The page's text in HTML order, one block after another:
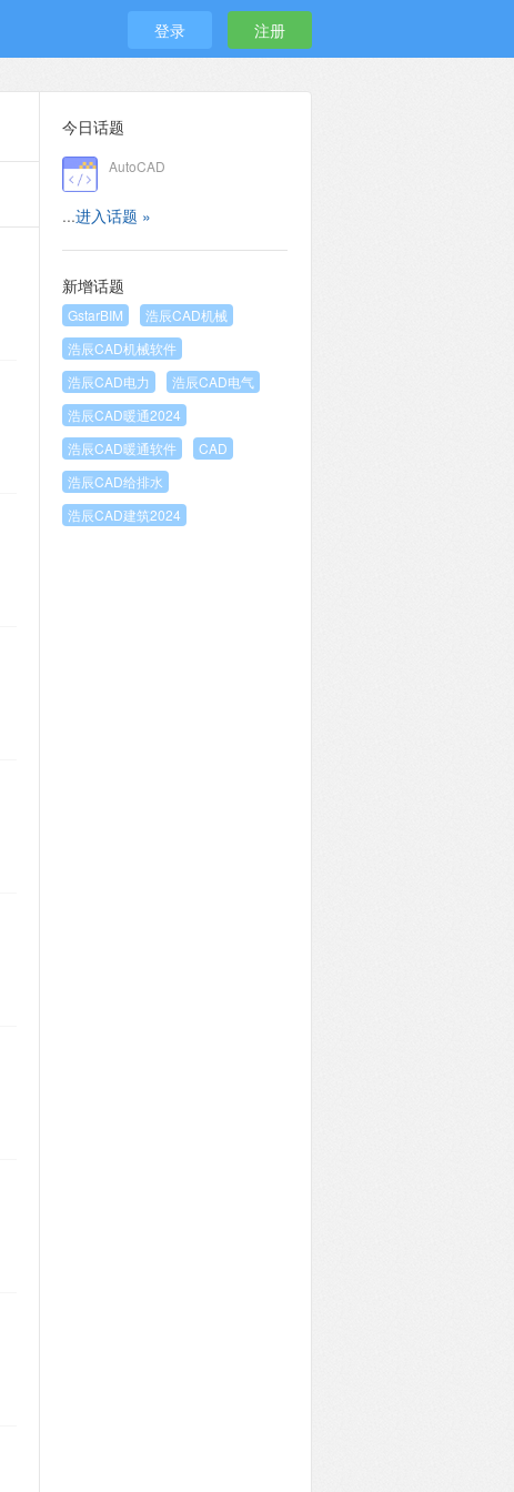
登录 注册
今日话题
AutoCAD
...进入话题 »
新增话题
GstarBIM
浩辰CAD机械
浩辰CAD机械软件
浩辰CAD电力
浩辰CAD电气
浩辰CAD暖通2024
浩辰CAD暖通软件
CAD
浩辰CAD给排水
浩辰CAD建筑2024